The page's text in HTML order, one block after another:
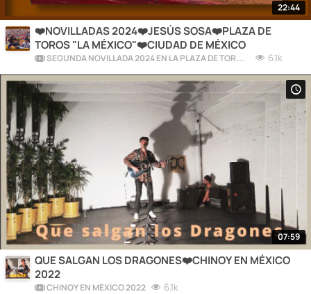
22:44
❤️NOVILLADAS 2024❤️JESÚS SOSA❤️PLAZA DE
TOROS "LA MÉXICO"❤️CIUDAD DE MÉXICO
SEGUNDA NOVILLADA 2024 EN LA PLAZA DE TOROS "LA MÉXICO" 6.1k
07:59
QUE SALGAN LOS DRAGONES❤️CHINOY EN MÉXICO
2022
CHINOY EN MÉXICO 2022 6.1k